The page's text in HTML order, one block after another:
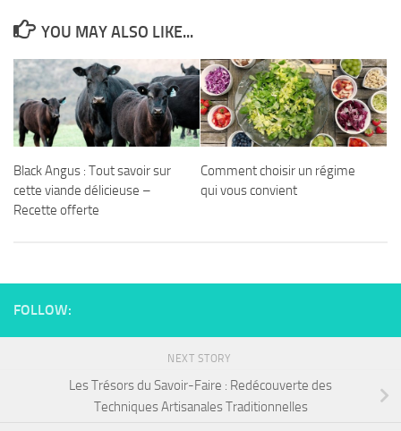
YOU MAY ALSO LIKE...
Black Angus : Tout savoir sur
cette viande délicieuse –
Recette offerte
Comment choisir un régime
qui vous convient
FOLLOW:
NEXT STORY
Les Trésors du Savoir-Faire : Redécouverte des
Techniques Artisanales Traditionnelles